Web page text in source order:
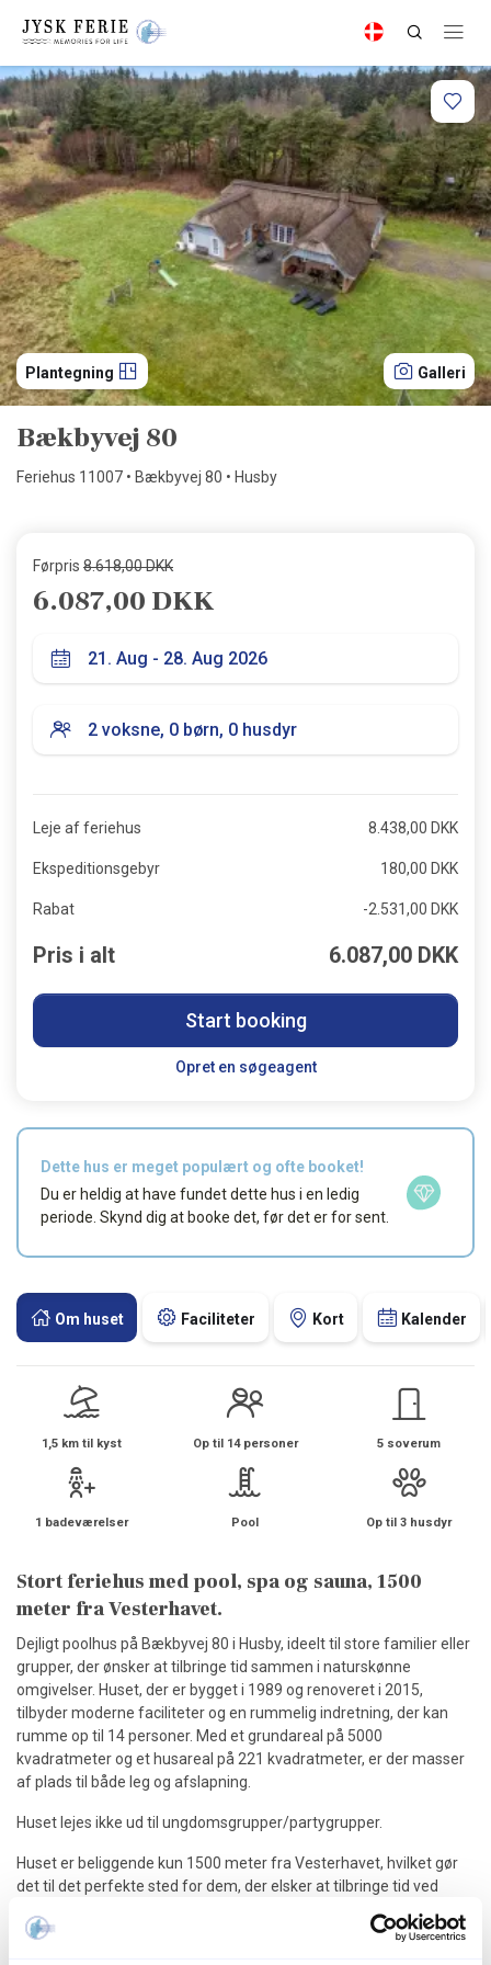
Plantegning Galleri
Bækbyvej 80
Feriehus 11007 • Bækbyvej 80 • Husby
Om huset Faciliteter Kort Kalender
1,5 km til kyst Op til 14 personer 5 soverum
1 badeværelser Pool Op til 3 husdyr
Stort feriehus med pool, spa og sauna, 1500
meter fra Vesterhavet.
Dejligt poolhus på Bækbyvej 80 i Husby, ideelt til store familier eller
grupper, der ønsker at tilbringe tid sammen i naturskønne
omgivelser. Huset, der er bygget i 1989 og renoveret i 2015,
tilbyder moderne faciliteter og en rummelig indretning, der kan
rumme op til 14 personer. Med et grundareal på 5000
kvadratmeter og et husareal på 221 kvadratmeter, er der masser
af plads til både leg og afslapning.
Huset lejes ikke ud til ungdomsgrupper/partygrupper.
Huset er beliggende kun 1500 meter fra Vesterhavet, hvilket gør
det til det perfekte sted for dem, der elsker at tilbringe tid ved
lange gåture langs kysten. For dem, der ønsker at medbringe
Førpris 8.618,00 DKK
6.087,00 DKK
Leje af feriehus 8.438,00 DKK
Ekspeditionsgebyr 180,00 DKK
Rabat -2.531,00 DKK
Pris i alt 6.087,00 DKK
Start booking
Opret en søgeagent
Dette hus er meget populært og ofte booket!
Du er heldig at have fundet dette hus i en ledig
periode. Skynd dig at booke det, før det er for sent.